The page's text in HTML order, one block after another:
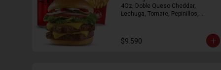
4Oz, Doble Queso Cheddar,
Lechuga, Tomate, Pepinillos,
$9.590